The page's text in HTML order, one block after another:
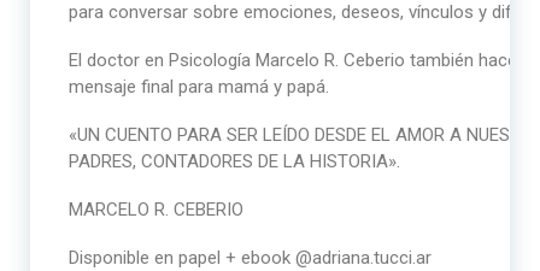
para conversar sobre emociones, deseos, vínculos y
El doctor en Psicología Marcelo R. Ceberio también hace
mensaje final para mamá y papá.
«UN CUENTO PARA SER LEÍDO DESDE EL AMOR A
PADRES, CONTADORES DE LA HISTORIA».
MARCELO R. CEBERIO
Disponible en papel + ebook @adriana.tucci.ar